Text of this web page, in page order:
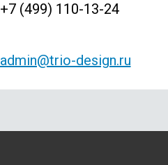
+7 (499) 110-13-24
admin@trio-design.ru